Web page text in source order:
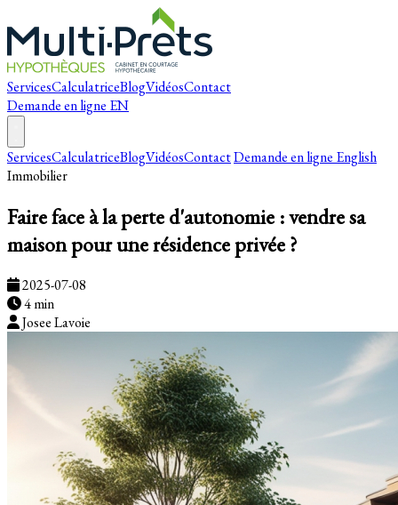
ServicesCalculatriceBlogVidéosContact
Demande en ligne EN
ServicesCalculatriceBlogVidéosContactDemande en ligne English
Immobilier
Faire face à la perte d'autonomie : vendre sa
maison pour une résidence privée ?
2025-07-08
4 min
Josee Lavoie